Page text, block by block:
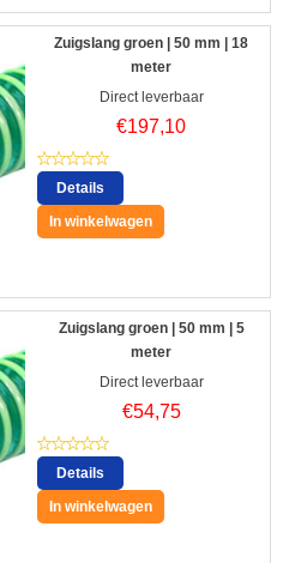
Zuigslang groen | 50 mm | 18
meter
Direct leverbaar
€197,10
Details
In winkelwagen
Zuigslang groen | 50 mm | 5
meter
Direct leverbaar
€54,75
Details
In winkelwagen